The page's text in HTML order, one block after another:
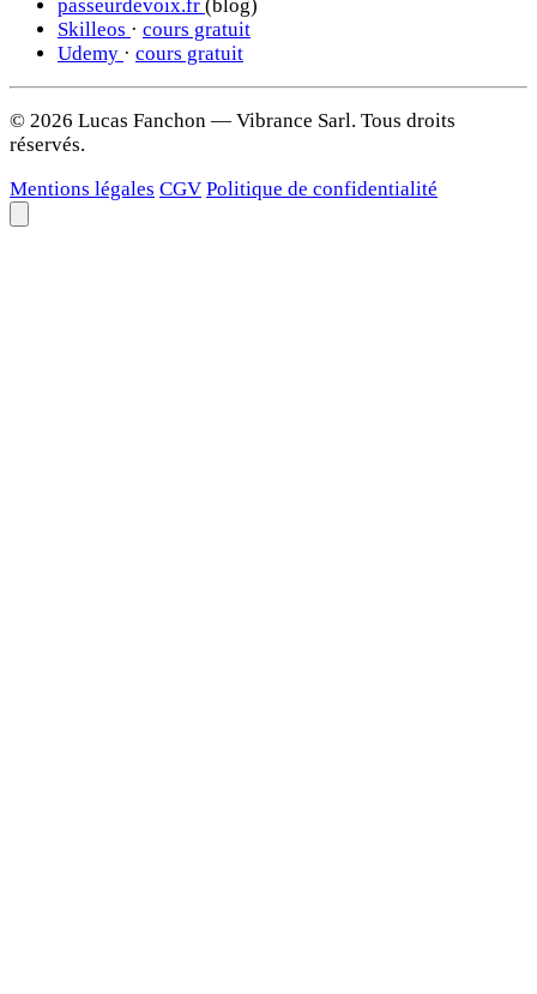
passeurdevoix.fr (blog)
Skilleos · cours gratuit
Udemy · cours gratuit
© 2026 Lucas Fanchon — Vibrance Sarl. Tous droits
réservés.
Mentions légales CGV Politique de confidentialité